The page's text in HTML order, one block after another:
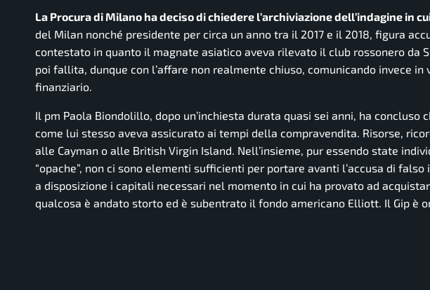
La Procura di Milano ha deciso di chiedere l’archiviazione dell’indagine in
del Milan nonché presidente per circa un anno tra il 2017 e il 2018, figura
contestato in quanto il magnate asiatico aveva rilevato il club rossonero da
poi fallita, dunque con l’affare non realmente chiuso, comunicando invece
finanziario.
Il pm Paola Biondolillo, dopo un’inchiesta durata quasi sei anni, ha concluso
come lui stesso aveva assicurato ai tempi della compravendita. Risorse,
alle Cayman o alle British Virgin Island. Nell’insieme, pur essendo state
“opache”, non ci sono elementi sufficienti per portare avanti l’accusa di
a disposizione i capitali necessari nel momento in cui ha provato ad
qualcosa è andato storto ed è subentrato il fondo americano Elliott. Il Gip è